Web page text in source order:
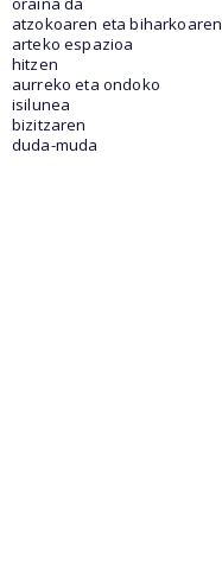
atzokoaren eta biharkoaren
arteko espazioa
hitzen
aurreko eta ondoko
isilunea
bizitzaren
duda-muda